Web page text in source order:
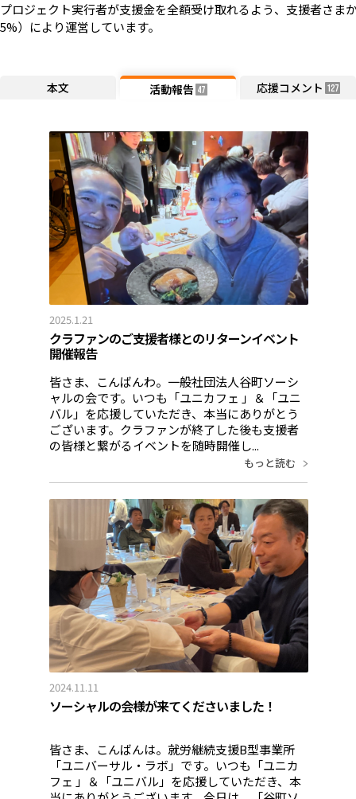
プロジェクト実行者が支援金を全額受け取れるよう、支援者さま
5%）により運営しています。
本文 活動報告 47 応援コメント 127
2025.1.21
クラファンのご支援者様とのリターンイベント
開催報告
皆さま、こんばんわ。一般社団法人谷町ソーシ
ャルの会です。いつも「ユニカフェ 」＆「ユニ
バル」を応援していただき、本当にありがとう
ございます。クラファンが終了した後も支援者
の皆様と繋がるイベントを随時開催し...
もっと読む
2024.11.11
ソーシャルの会様が来てくださいました！
皆さま、こんばんは。就労継続支援B型事業所
「ユニバーサル・ラボ」です。いつも「ユニカ
フェ 」＆「ユニバル」を応援していただき、本